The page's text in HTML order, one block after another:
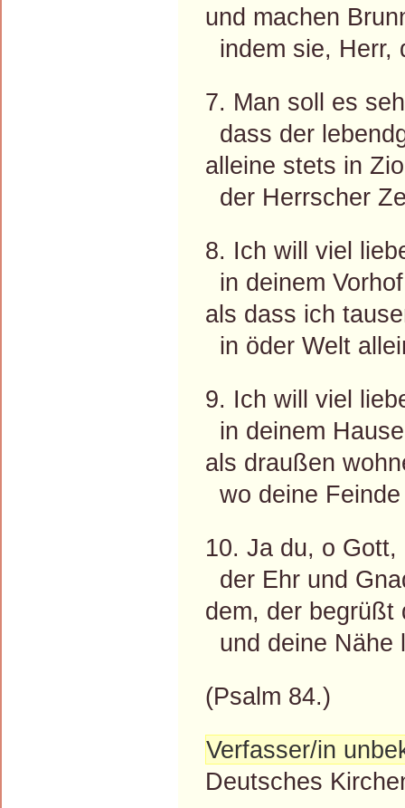
und machen
indem sie, Herr,
7. Man soll es
dass der
alleine stets in
der Herrscher
8. Ich will viel
in deinem
als dass ich
in öder Welt
9. Ich will viel
in deinem
als draußen
wo deine
10. Ja du, o
der Ehr und
dem, der begrüßt
und deine Nähe
(Psalm 84.)
Verfasser/in
Deutsches